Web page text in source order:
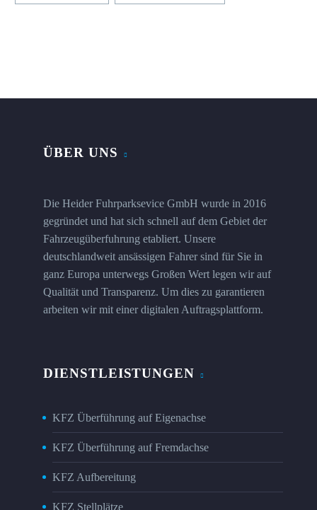
ÜBER UNS
Die Heider Fuhrparksevice GmbH wurde in 2016
gegründet und hat sich schnell auf dem Gebiet der
Fahrzeugüberfuhrung etabliert. Unsere
deutschlandweit ansässigen Fahrer sind für Sie in
ganz Europa unterwegs Großen Wert legen wir auf
Qualität und Transparenz. Um dies zu garantieren
arbeiten wir mit einer digitalen Auftragsplattform.
DIENSTLEISTUNGEN
KFZ Überführung auf Eigenachse
KFZ Überführung auf Fremdachse
KFZ Aufbereitung
KFZ Stellplätze